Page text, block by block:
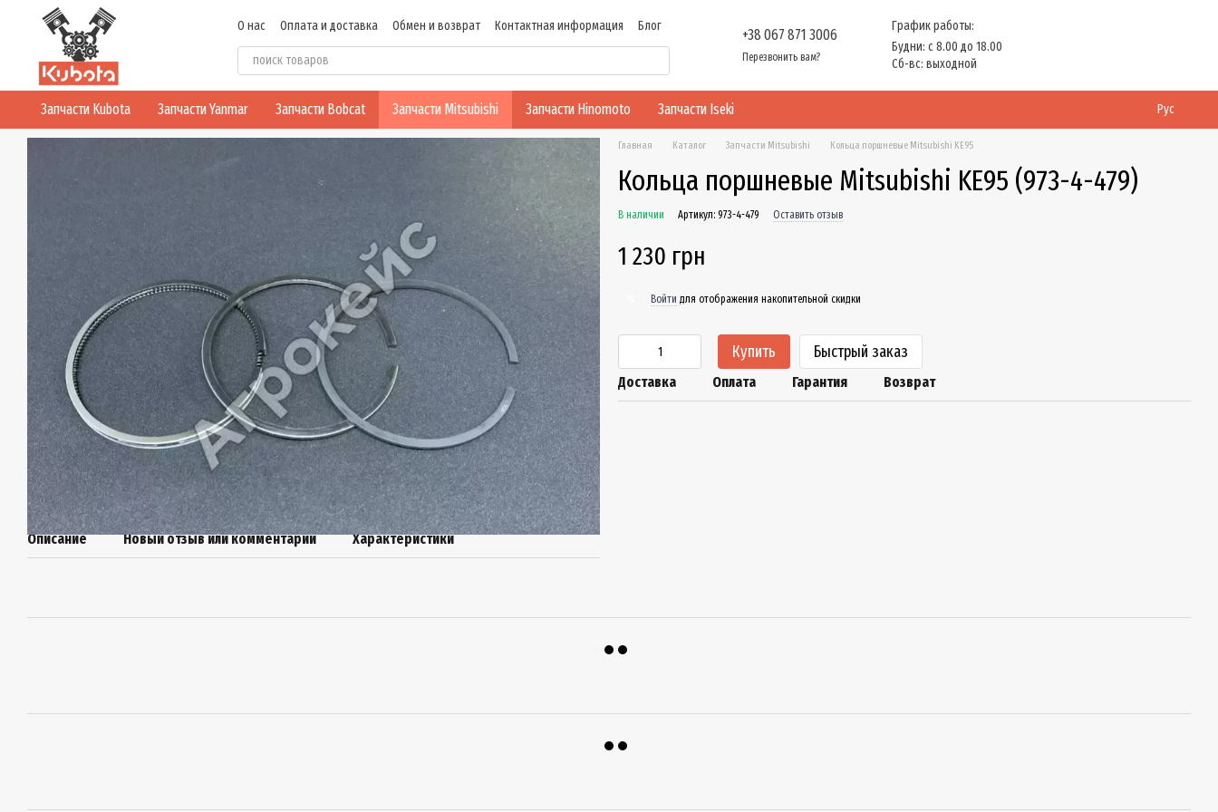
Перейти к основному контенту
О нас Оплата и доставка Обмен и возврат Контактная информация
Блог
Политика конфиденциальности
+38 067 871 3006
Перезвонить вам?
График работы:
Будни: с 8.00 до 18.00
Сб-вс: выходной
Запчасти Kubota Запчасти Yanmar Запчасти Bobcat Запчасти Mitsubishi Запчасти Hinomoto Запчасти Iseki Рус
Описание Новый отзыв или комментарий Характеристики
Главная Каталог Запчасти Mitsubishi Кольца поршневые Mitsubishi KE95
Кольца поршневые Mitsubishi KE95 (973-4-479)
В наличии Артикул: 973-4-479 Оставить отзыв
1 230 грн
Войти для отображения накопительной скидки
Купить Быстрый заказ
Доставка Оплата Гарантия Возврат